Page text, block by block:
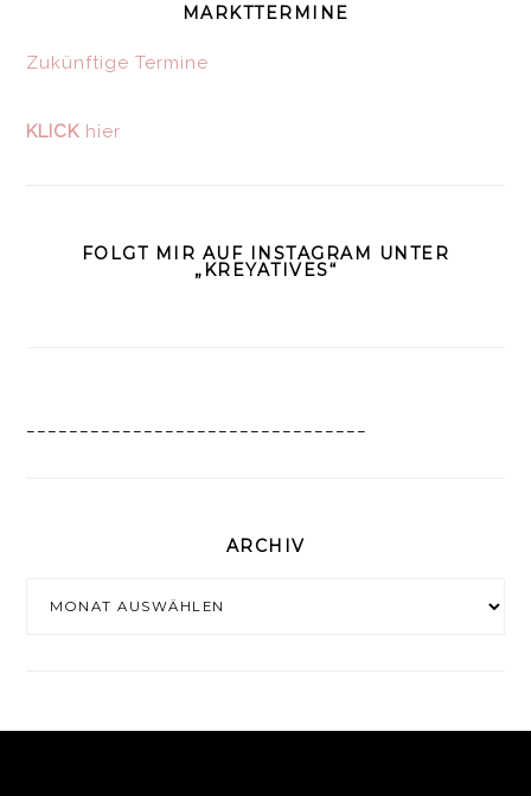
MARKTTERMINE
Zukünftige Termine
KLICK hier
FOLGT MIR AUF INSTAGRAM UNTER
„KREYATIVES“
ARCHIV